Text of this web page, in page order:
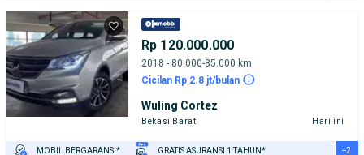
Rp 120.000.000
2018 - 80.000-85.000 km
Cicilan Rp 2.8 jt/bulan
Wuling Cortez
Bekasi Barat Hari ini
MOBIL BERGARANSI* GRATIS ASURANSI 1 TAHUN* +2